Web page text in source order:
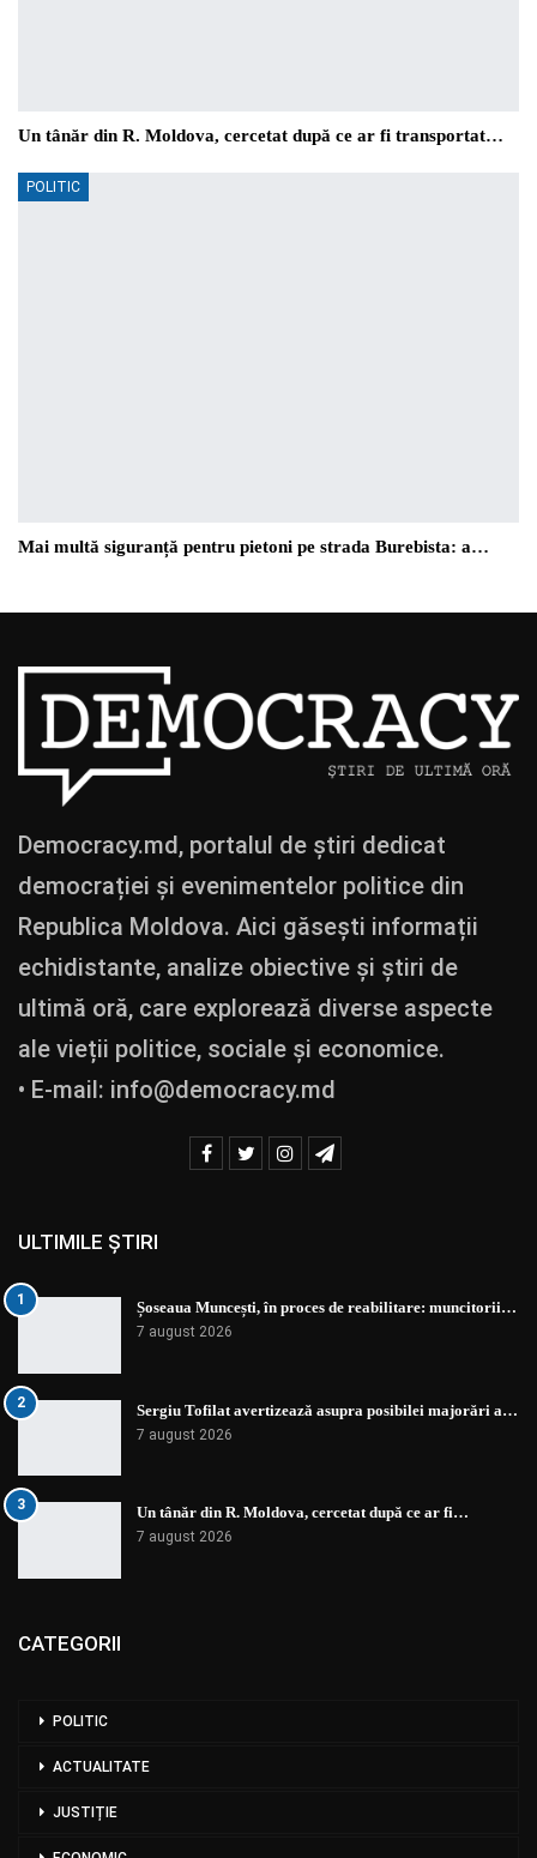
Un tânăr din R. Moldova, cercetat după ce ar fi transportat…
POLITIC
Mai multă siguranță pentru pietoni pe strada Burebista: a…
Democracy.md, portalul de știri dedicat
democrației și evenimentelor politice din
Republica Moldova. Aici găsești informații
echidistante, analize obiective și știri de
ultimă oră, care explorează diverse aspecte
ale vieții politice, sociale și economice.
• E-mail: info@democracy.md
ULTIMILE ȘTIRI
1 Șoseaua Muncești, în proces de reabilitare: muncitorii…
7 august 2026
2 Sergiu Tofilat avertizează asupra posibilei majorări a…
7 august 2026
3 Un tânăr din R. Moldova, cercetat după ce ar fi…
7 august 2026
CATEGORII
POLITIC
ACTUALITATE
JUSTIȚIE